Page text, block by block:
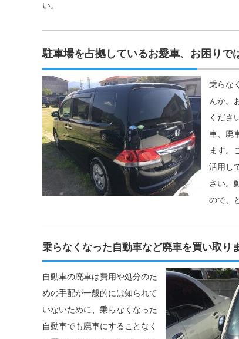
い。
駐車場を占拠しているお愛車、お困りで
乗らな
んか。
くださ
車、廃
ます。
活用し
さい。
ので、
乗らなくなった自動車など廃車を買い取りま
自動車の廃車は費用や処分のた
めの手配が一般的には知られて
いないために、乗らなくなった
自動車でも廃車にすることなく